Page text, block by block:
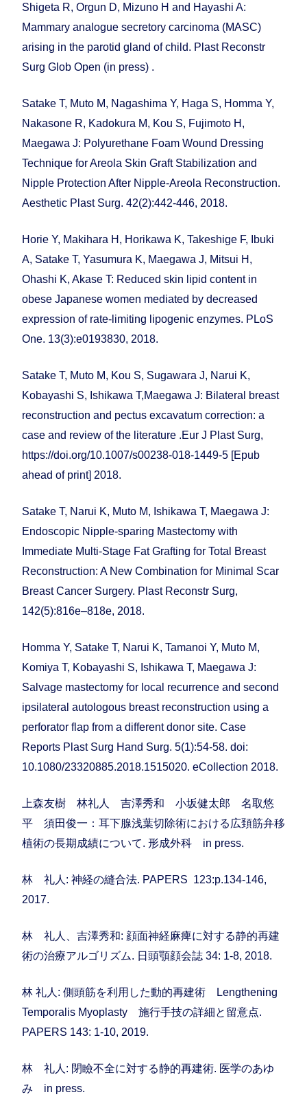
Shigeta R, Orgun D, Mizuno H and Hayashi A:
Mammary analogue secretory carcinoma (MASC)
arising in the parotid gland of child. Plast Reconstr
Surg Glob Open (in press) .
Satake T, Muto M, Nagashima Y, Haga S, Homma Y,
Nakasone R, Kadokura M, Kou S, Fujimoto H,
Maegawa J: Polyurethane Foam Wound Dressing
Technique for Areola Skin Graft Stabilization and
Nipple Protection After Nipple-Areola Reconstruction.
Aesthetic Plast Surg. 42(2):442-446, 2018.
Horie Y, Makihara H, Horikawa K, Takeshige F, Ibuki
A, Satake T, Yasumura K, Maegawa J, Mitsui H,
Ohashi K, Akase T: Reduced skin lipid content in
obese Japanese women mediated by decreased
expression of rate-limiting lipogenic enzymes. PLoS
One. 13(3):e0193830, 2018.
Satake T, Muto M, Kou S, Sugawara J, Narui K,
Kobayashi S, Ishikawa T,Maegawa J: Bilateral breast
reconstruction and pectus excavatum correction: a
case and review of the literature .Eur J Plast Surg,
https://doi.org/10.1007/s00238-018-1449-5 [Epub
ahead of print] 2018.
Satake T, Narui K, Muto M, Ishikawa T, Maegawa J:
Endoscopic Nipple-sparing Mastectomy with
Immediate Multi-Stage Fat Grafting for Total Breast
Reconstruction: A New Combination for Minimal Scar
Breast Cancer Surgery. Plast Reconstr Surg,
142(5):816e–818e, 2018.
Homma Y, Satake T, Narui K, Tamanoi Y, Muto M,
Komiya T, Kobayashi S, Ishikawa T, Maegawa J:
Salvage mastectomy for local recurrence and second
ipsilateral autologous breast reconstruction using a
perforator flap from a different donor site. Case
Reports Plast Surg Hand Surg. 5(1):54-58. doi:
10.1080/23320885.2018.1515020. eCollection 2018.
上森友樹 林礼人 吉澤秀和 小坂健太郎 名取悠
平 須田俊一：耳下腺浅葉切除術における広頚筋弁移
植術の長期成績について. 形成外科 in press.
林 礼人: 神経の縫合法. PAPERS 123:p.134-146,
2017.
林 礼人、吉澤秀和: 顔面神経麻痺に対する静的再建
術の治療アルゴリズム. 日頭顎顔会誌 34: 1-8, 2018.
林 礼人: 側頭筋を利用した動的再建術 Lengthening
Temporalis Myoplasty 施行手技の詳細と留意点.
PAPERS 143: 1-10, 2019.
林 礼人: 閉瞼不全に対する静的再建術. 医学のあゆ
み in press.